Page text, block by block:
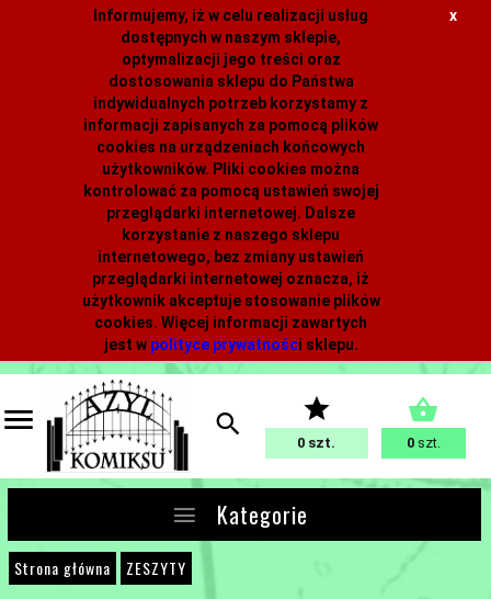
Informujemy, iż w celu realizacji usług
dostępnych w naszym sklepie,
optymalizacji jego treści oraz
dostosowania sklepu do Państwa
indywidualnych potrzeb korzystamy z
informacji zapisanych za pomocą plików
cookies na urządzeniach końcowych
użytkowników. Pliki cookies można
kontrolować za pomocą ustawień swojej
przeglądarki internetowej. Dalsze
korzystanie z naszego sklepu
internetowego, bez zmiany ustawień
przeglądarki internetowej oznacza, iż
użytkownik akceptuje stosowanie plików
cookies. Więcej informacji zawartych
jest w polityce prywatności sklepu.
x
0 0 szt.
Kategorie
Strona główna ZESZYTY